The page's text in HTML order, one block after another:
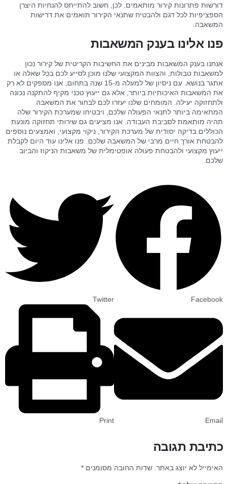
דורשות פתרונות קירור מותאמים. לכן, חשוב להתייחס להנחיות היצרן
הספציפיות לכל דגם ולהבטיח שתנאי הקירור תואמים את דרישות
המשאבה.
פנו אלינו בענק המשאבות
אנחנו בענק המשאבות מבינים את החשיבות הקריטית של קירור נכון
למשאבות טבולות, והצוות המקצועי שלנו מוכן לסייע לכם בכל שאלה או
אתגר בנושא. עם ניסיון של למעלה מ-15 שנה בתחום, אנו מספקים לא רק
את המשאבות האיכותיות ביותר, אלא גם ייעוץ טכני מקיף להתקנה נכונה
ולתחזוקה יעילה. המומחים שלנו יעזרו לכם לבחור את המשאבה
המתאימה ביותר לתנאי הפעולה שלכם, ויבטיחו שמערכת הקירור שלה
תהיה מותאמת לסביבת העבודה. אנו מציעים גם שירותי תחזוקה מונעת
הכוללים בדיקה יסודית של מערכת הקירור, ניקוי מקצועי, ואמצעים נוספים
להבטחת אורך חיים מרבי של המשאבה שלכם. פנו אלינו עוד היום לקבלת
ייעוץ מקצועי ולהבטחת פעולה אופטימלית של משאבות הניקוז והביוב
שלכם.
Facebook
Twitter
Email
Print
כתיבת תגובה
האימייל לא יוצג באתר. שדות החובה מסומנים *